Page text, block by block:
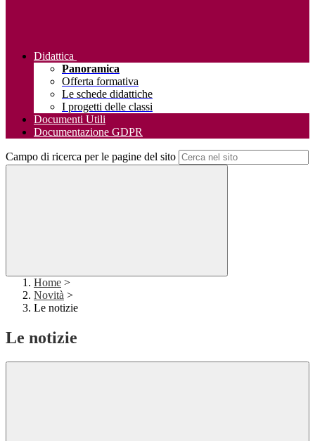
Didattica
Panoramica
Offerta formativa
Le schede didattiche
I progetti delle classi
Documenti Utili
Documentazione GDPR
Campo di ricerca per le pagine del sito
Home >
Novità >
Le notizie
Le notizie